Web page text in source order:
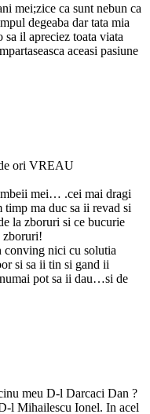
mei;zice ca sunt nebun ca
degeaba dar tata mia
sa il apreciez toata viata
aceasi pasiune
ori VREAU
mei… .cei mai dragi
timp ma duc sa ii revad si
la zboruri si ce bucurie
zboruri!
conving nici cu solutia
si sa ii tin si gand ii
numai pot sa ii dau…si de
meu D-l Darcaci Dan ?
l Mihailescu Ionel. In acel